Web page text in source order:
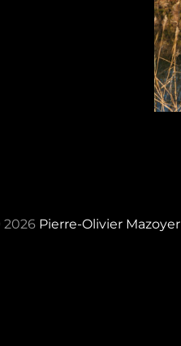
Pierre-Olivier Mazoyer